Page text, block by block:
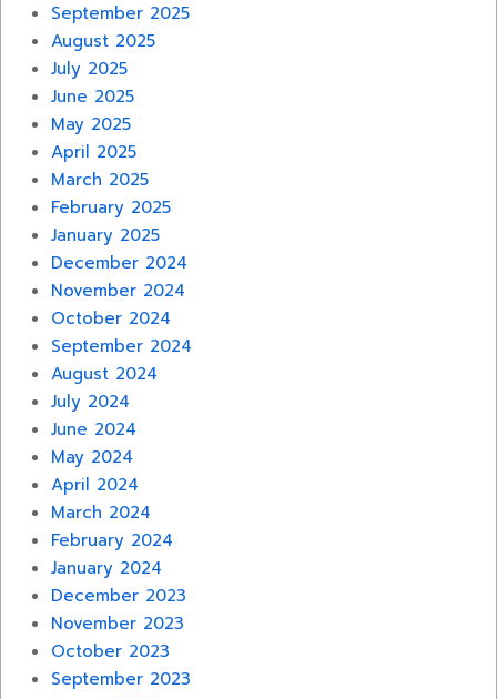
September 2025
August 2025
July 2025
June 2025
May 2025
April 2025
March 2025
February 2025
January 2025
December 2024
November 2024
October 2024
September 2024
August 2024
July 2024
June 2024
May 2024
April 2024
March 2024
February 2024
January 2024
December 2023
November 2023
October 2023
September 2023